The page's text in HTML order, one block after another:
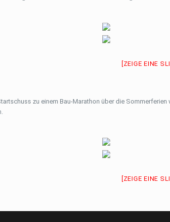
[ZEIGE EINE
zu einem Bau-Marathon über die
[ZEIGE EINE